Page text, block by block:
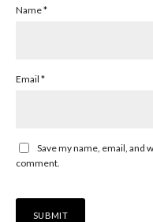
Name*
Email *
Save my name, email, and
comment.